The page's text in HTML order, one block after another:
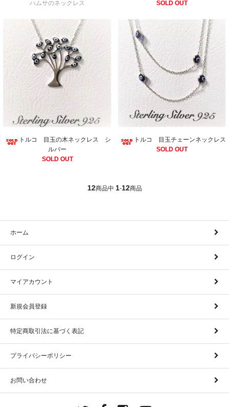
ハムサのネックレス
SOLD OUT
トルコ 目玉の木ネックレス シ
ルバー
SOLD OUT
トルコ 目玉チェーンネックレス
SOLD OUT
12商品中 1-12商品
ホーム
ログイン
マイアカウント
新規会員登録
特定商取引法に基づく表記
プライバシーポリシー
お問い合わせ